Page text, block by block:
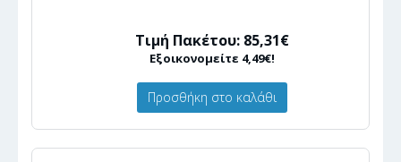
Τιμή Πακέτου: 85,31€
Εξοικονομείτε 4,49€!
Προσθήκη στο καλάθι